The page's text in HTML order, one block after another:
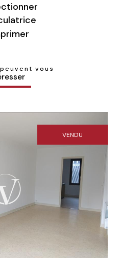
vous
VENDU
le bien